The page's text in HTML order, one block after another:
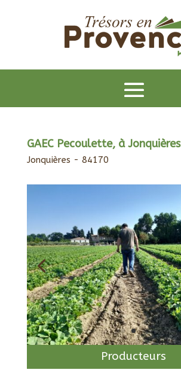
GAEC Pecoulette, à Jonquières
Jonquières - 84170
Producteurs